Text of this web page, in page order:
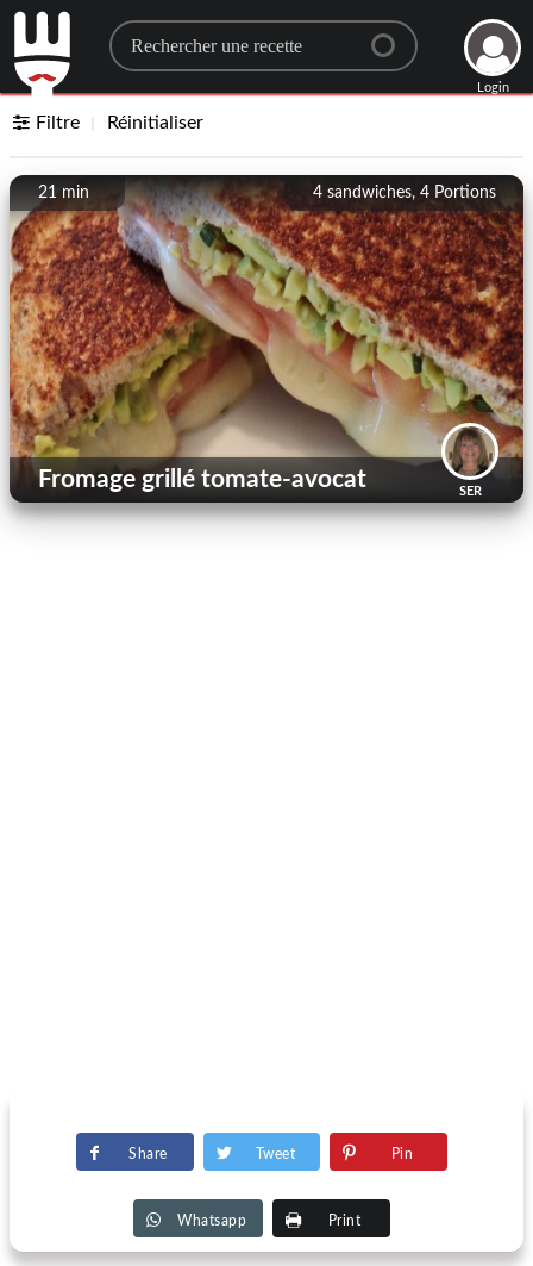
Search for a recipe
Login
Filtre Réinitialiser
4 sandwiches, 4 Portions
21 min
SER
Fromage grillé tomate-avocat
Share Tweet Pin
Whatsapp Print